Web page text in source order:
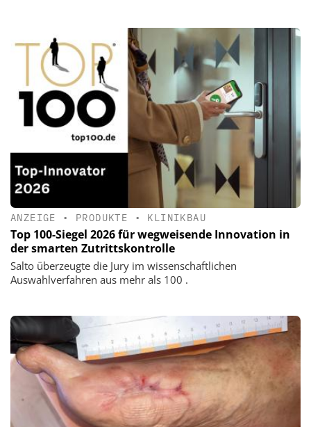
ANZEIGE • PRODUKTE • KLINIKBAU
Top 100-Siegel 2026 für wegweisende Innovation in
der smarten Zutrittskontrolle
Salto überzeugte die Jury im wissenschaftlichen
Auswahlverfahren aus mehr als 100 .